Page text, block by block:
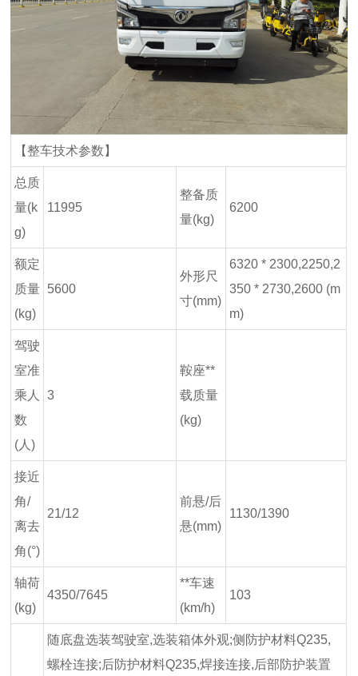
【整车技术参数】
总质
量(k
g)
11995
整备质
量(kg)
6200
额定
质量
(kg)
5600
外形尺
寸(mm)
6320 * 2300,2250,2
350 * 2730,2600 (m
m)
驾驶
室准
乘人
数
(人)
3
鞍座**
载质量
(kg)
接近
角/
离去
角(°)
21/12
前悬/后
悬(mm)
1130/1390
轴荷
(kg)
4350/7645
**车速
(km/h)
103
随底盘选装驾驶室,选装箱体外观;侧防护材料Q235,
螺栓连接;后防护材料Q235,焊接连接,后部防护装置